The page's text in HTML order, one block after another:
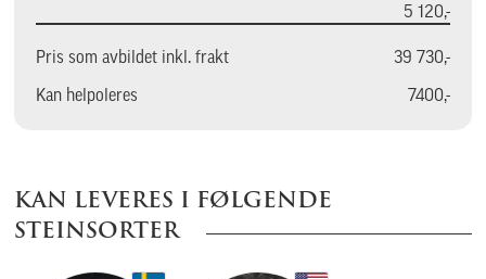
5 120,-
Pris som avbildet inkl. frakt 39 730,-
Kan helpoleres 7400,-
KAN LEVERES I FØLGENDE
STEINSORTER